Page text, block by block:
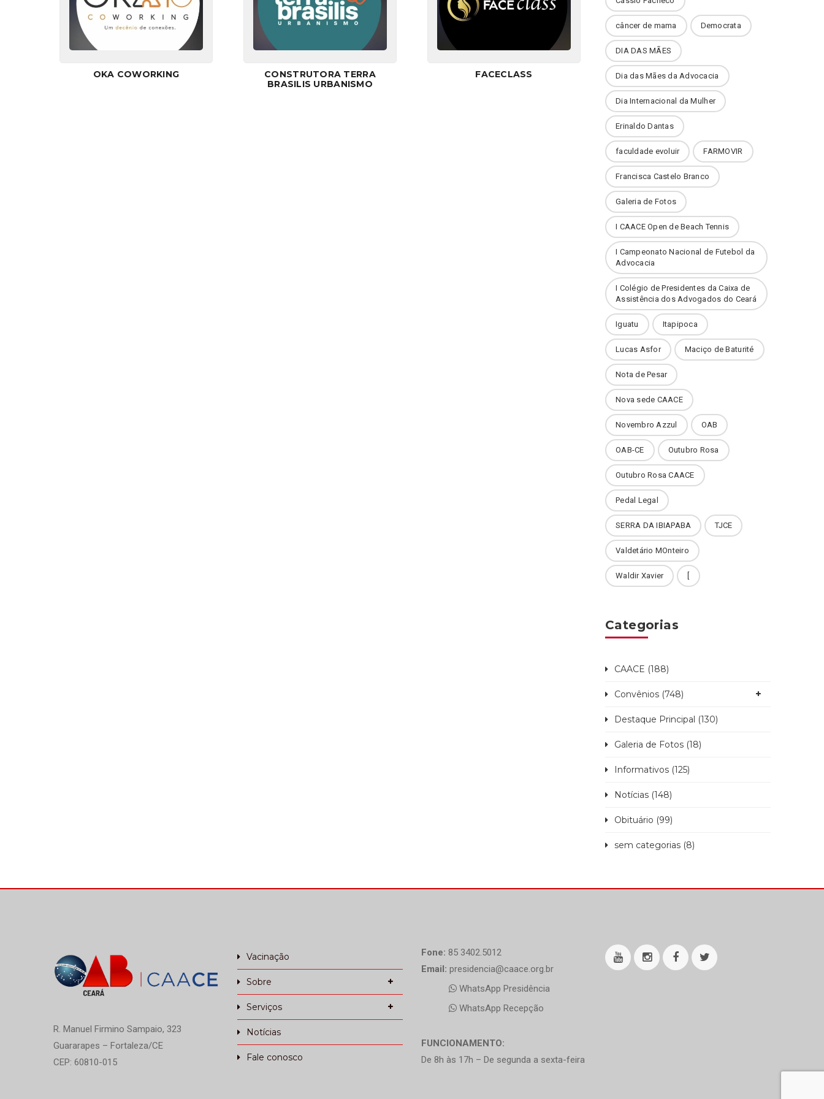
OKA COWORKING
CONSTRUTORA TERRA
BRASILIS URBANISMO
FACECLASS
câncer de mama Democrata
DIA DAS MÃES
Dia das Mães da Advocacia
Dia Internacional da Mulher
Erinaldo Dantas
faculdade evoluir FARMOVIR
Francisca Castelo Branco
Galeria de Fotos
I CAACE Open de Beach Tennis
I Campeonato Nacional de Futebol da
Advocacia
I Colégio de Presidentes da Caixa de
Assistência dos Advogados do Ceará
Iguatu Itapipoca
Lucas Asfor Maciço de Baturité
Nota de Pesar
Nova sede CAACE
Novembro Azzul OAB
OAB-CE Outubro Rosa
Outubro Rosa CAACE
Pedal Legal
SERRA DA IBIAPABA TJCE
Valdetário MOnteiro
Waldir Xavier
Categorias
CAACE (188)
Convênios (748)
Destaque Principal (130)
Galeria de Fotos (18)
Informativos (125)
Notícias (148)
Obituário (99)
sem categorias (8)
R. Manuel Firmino Sampaio, 323
Guararapes – Fortaleza/CE
CEP: 60810-015
Vacinação
Sobre
Serviços
Notícias
Fale conosco
Fone: 85 3402.5012
Email: presidencia@caace.org.br
WhatsApp Presidência
WhatsApp Recepção
FUNCIONAMENTO:
De 8h às 17h – De segunda a sexta-feira